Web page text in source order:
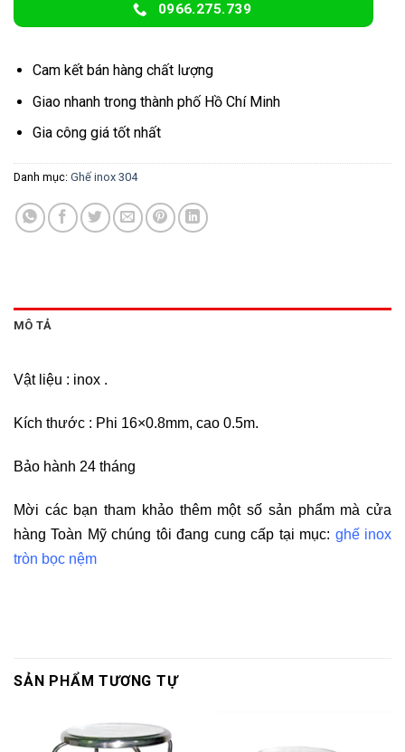
0966.275.739
Cam kết bán hàng chất lượng
Giao nhanh trong thành phố Hồ Chí Minh
Gia công giá tốt nhất
Danh mục: Ghế inox 304
MÔ TẢ
Vật liệu : inox .
Kích thước : Phi 16×0.8mm, cao 0.5m.
Bảo hành 24 tháng
Mời các bạn tham khảo thêm một số sản phẩm mà cửa
hàng Toàn Mỹ chúng tôi đang cung cấp tại mục: ghế inox
tròn bọc nệm
SẢN PHẨM TƯƠNG TỰ